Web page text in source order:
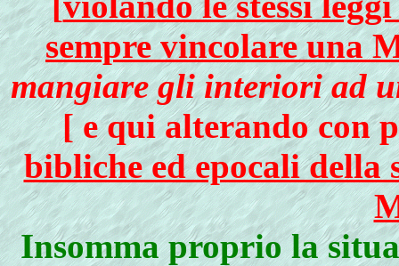
sempre vincolare una
mangiare gli interiori ad
[ e qui alterando con
bibliche ed epocali
Insomma proprio la